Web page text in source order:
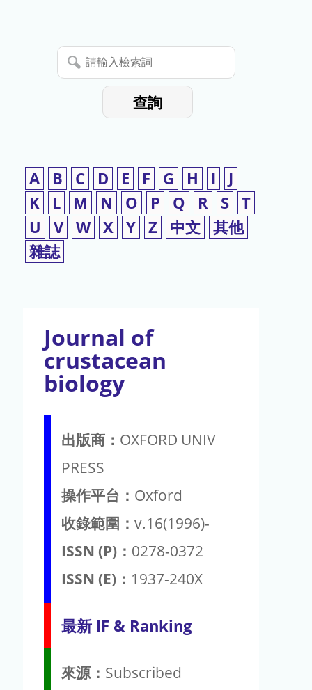
暫
停
請
輸
查詢
A B C D E F G H I
J
K
L M N O P Q R S T
U
V W X Y Z 中文 其他
雜誌
Journal of
crustacean
biology
出版商： OXFORD UNIV
PRESS
操作平台： Oxford
收錄範圍： v.16(1996)-
ISSN (P)： 0278-0372
ISSN (E)： 1937-240X
最新 IF & Ranking
來源： Subscribed